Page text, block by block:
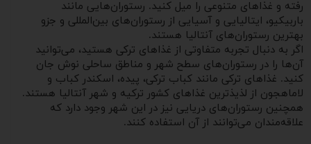
رفته و غذاهای متنوعی را میل کنید. رستوران‌هایی مانند
باربیکیو، ایتالیایی و آسیایی از رستوران‌های بین‌المللی و جزو
بهترین رستوران‌های آنتالیا هستند.
اگر به دنبال تجربه متفاوتی از غذاهای ترکی هستید، می‌توانید
آن‌ها را در رستوران‌های سطح شهر و مناطق ساحلی نوش جان
کنید. غذاهای ترکی مانند کباب ترکی، پیده، اسکندر کباب و
لاماهجون از لذیذترین غذاهای کشور ترکیه و شهر آنتالیا هستند.
همچنین رستوران‌های دریایی نیز در این شهر وجود دارد که
علاقه‌مندان می‌توانند از آن استفاده کنند.